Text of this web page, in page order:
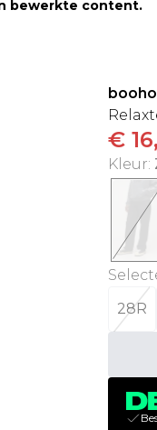
bewerkte content.
€
Kleur:
28R